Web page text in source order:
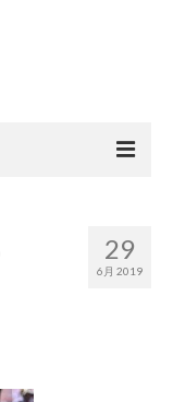
29
6月 2019